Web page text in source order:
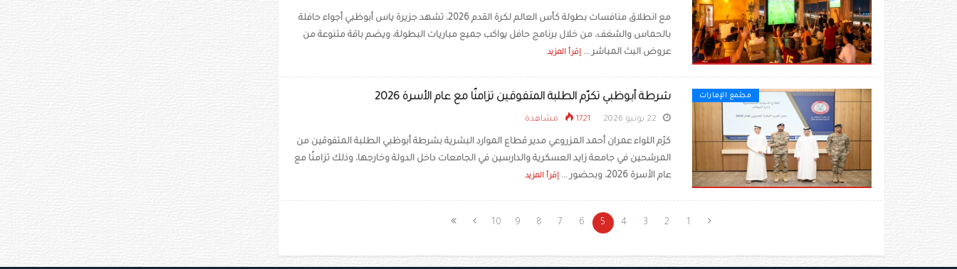
مع انطلاق منافسات بطولة كأس العالم لكرة القدم 2026، تشهد جزيرة ياس أبوظبي أجواء حافلة
بالحماس والشغف، من خلال برنامج حافل يواكب جميع مباريات البطولة، ويضم باقة متنوعة من
عروض البث المباشر ... إقرأ المزيد
مجتمع الإمارات شرطة أبوظبي تكرّم الطلبة المتفوقين تزامنًا مع عام الأسرة 2026
1721 مشاهدة
كرّم اللواء عمران أحمد المزروعي مدير قطاع الموارد البشرية بشرطة أبوظبي الطلبة المتفوقين من
المرشحين في جامعة زايد العسكرية والدارسين في الجامعات داخل الدولة وخارجها، وذلك تزامنًا مع
عام الأسرة 2026، وبحضور ...
إقرأ المزيد
1
2
3
4
5
6
7
8
9
10